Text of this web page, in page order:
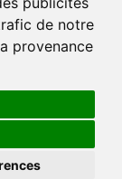
de notre
provenance
chez vous ou en
vous ou en